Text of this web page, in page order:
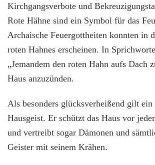
Kirchgangsverbote und
Rote Hähne sind ein Symbol für das
Archaische Feuergottheiten konnten in
roten Hahnes erscheinen. In
„Jemandem den roten Hahn aufs Dach
Haus anzuzünden.
Als besonders glücksverheißend gilt
Hausgeist. Er schützt das Haus vor
und vertreibt sogar Dämonen und
Geister mit seinem Krähen.